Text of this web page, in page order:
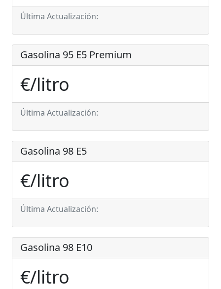
Última Actualización:
Gasolina 95 E5 Premium
€/litro
Última Actualización:
Gasolina 98 E5
€/litro
Última Actualización:
Gasolina 98 E10
€/litro